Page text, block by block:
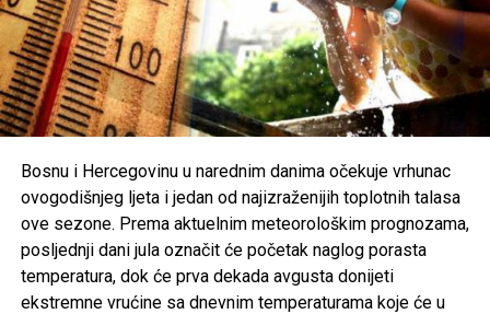
otkazani koncert ili festivalski događaj postane važniji od
ljudskih života i tragedije koja je pogodila cijelu zajednicu.
Organizatori Zenica Summer Festa poručili su da je odluka
o otkazivanju donesena iz poštovanja prema nastradalima i
njihovim porodicama, naglašavajući da će prilika za muziku
i zabavu uvijek biti, dok izgubljeni životi ne mogu biti
vraćeni.
Brojni građani podržali su ovu odluku, ističući da u
trenucima kolektivne tuge solidarnost i suosjećanje moraju
biti ispred svih drugih interesa.
Bosnu i Hercegovinu u narednim danima očekuje vrhunac
ovogodišnjeg ljeta i jedan od najizraženijih toplotnih talasa
ove sezone. Prema aktuelnim meteorološkim prognozama,
posljednji dani jula označit će početak naglog porasta
temperatura, dok će prva dekada avgusta donijeti
ekstremne vrućine sa dnevnim temperaturama koje će u